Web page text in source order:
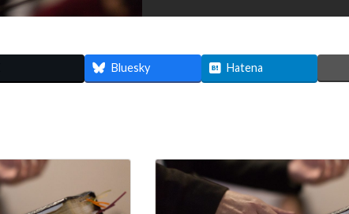
Bluesky Hatena